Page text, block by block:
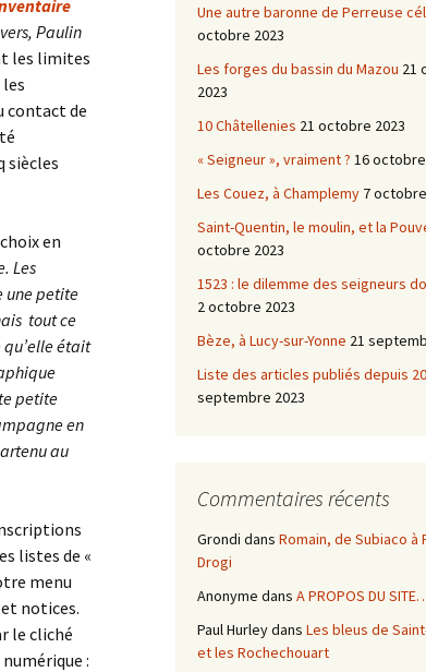
Paulin
les limites
contact de
siècles
en
Les
une petite
tout ce
était
e petite
en
au
listes de «
menu
notices.
le cliché
:
Une autre baronne de Perreuse
octobre 2023
Les forges du bassin du Mazou 21
2023
10 Châtellenies 21 octobre 2023
« Seigneur », vraiment ? 16
Les Couez, à Champlemy 7
Saint-Quentin, le moulin, et la
octobre 2023
1523 : le dilemme des seigneurs
2 octobre 2023
Bèze, à Lucy-sur-Yonne 21
Liste des articles publiés depuis
septembre 2023
Commentaires récents
Grondi dans Romain, de Subiaco à
Drogi
Anonyme dans A PROPOS DU
Paul Hurleydans Les bleus de
et les Rochechouart